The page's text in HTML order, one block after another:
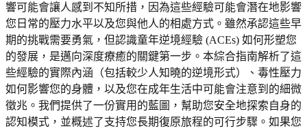
響可能會讓人感到不知所措，因為這些經驗可能會潛在地影響
您日常的壓力水平以及您與他人的相處方式。雖然承認這些早
期的挑戰需要勇氣，但認識童年逆境經驗 (ACEs) 如何形塑您
的發展，是邁向深度療癒的關鍵第一步。本綜合指南解析了這
些經驗的實際內涵（包括較少人知曉的逆境形式）、毒性壓力
如何影響您的身體，以及您在成年生活中可能會注意到的細微
徵兆。我們提供了一份實用的藍圖，幫助您安全地探索自身的
認知模式，並概述了支持您長期復原旅程的可行步驟。如果您